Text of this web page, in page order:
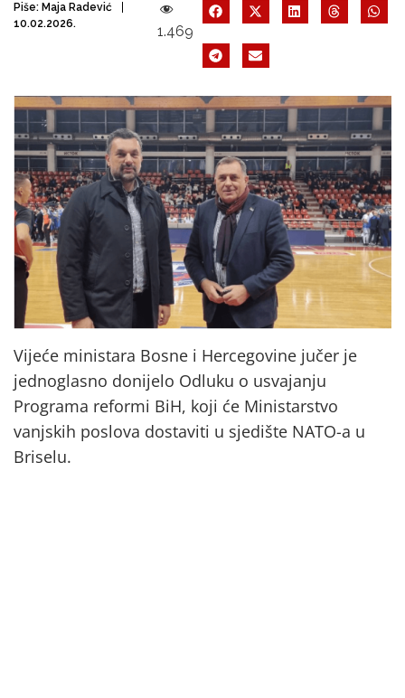
Piše: Maja Radević
10.02.2026.
1.469
Vijeće ministara Bosne i Hercegovine jučer je
jednoglasno donijelo Odluku o usvajanju
Programa reformi BiH, koji će Ministarstvo
vanjskih poslova dostaviti u sjedište NATO-a u
Briselu.